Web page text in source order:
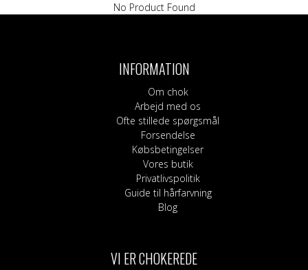
No Product Found
INFORMATION
Om chok
Arbejd med os
Ofte stillede spørgsmål
Forsendelse
Købsbetingelser
Vores butik
Privatlivspolitik
Guide til hårfarvning
Blog
VI ER CHOKEREDE